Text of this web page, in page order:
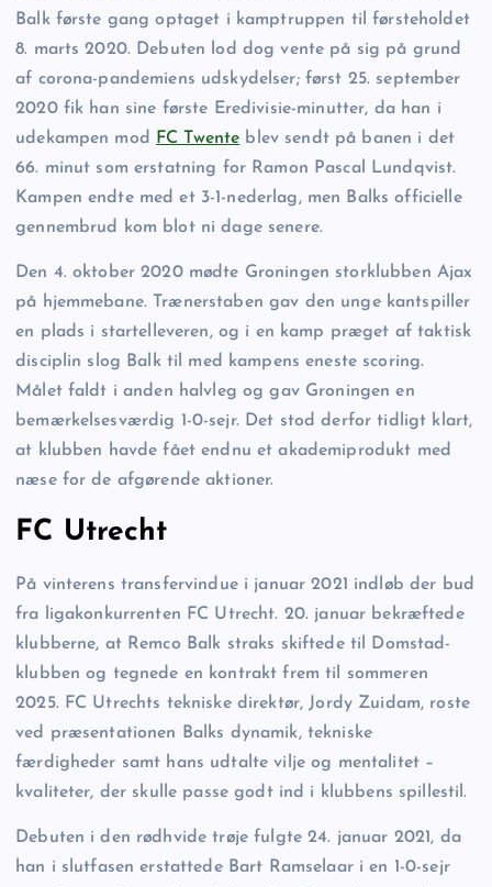
Balk første gang optaget i kamptruppen til førsteholdet
8. marts 2020. Debuten lod dog vente på sig på grund
af corona-pandemiens udskydelser; først 25. september
2020 fik han sine første Eredivisie-minutter, da han i
udekampen mod
FC Twente blev sendt på banen i det
66. minut som erstatning for Ramon Pascal Lundqvist.
Kampen endte med et 3-1-nederlag, men Balks officielle
gennembrud kom blot ni dage senere.
Den 4. oktober 2020 mødte Groningen storklubben Ajax
på hjemmebane. Trænerstaben gav den unge kantspiller
en plads i startelleveren, og i en kamp præget af taktisk
disciplin slog Balk til med kampens eneste scoring.
Målet faldt i anden halvleg og gav Groningen en
bemærkelsesværdig 1-0-sejr. Det stod derfor tidligt klart,
at klubben havde fået endnu et akademiprodukt med
næse for de afgørende aktioner.
FC Utrecht
På vinterens transfervindue i januar 2021 indløb der bud
fra ligakonkurrenten FC Utrecht. 20. januar bekræftede
klubberne, at Remco Balk straks skiftede til Domstad-
klubben og tegnede en kontrakt frem til sommeren
2025. FC Utrechts tekniske direktør, Jordy Zuidam, roste
ved præsentationen Balks dynamik, tekniske
færdigheder samt hans udtalte vilje og mentalitet –
kvaliteter, der skulle passe godt ind i klubbens spillestil.
Debuten i den rødhvide trøje fulgte 24. januar 2021, da
han i slutfasen erstattede Bart Ramselaar i en 1-0-sejr